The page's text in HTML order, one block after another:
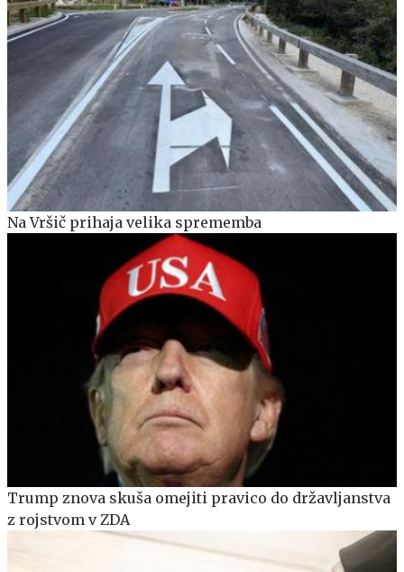
Na Vršič prihaja velika sprememba
Trump znova skuša omejiti pravico do državljanstva
z rojstvom v ZDA